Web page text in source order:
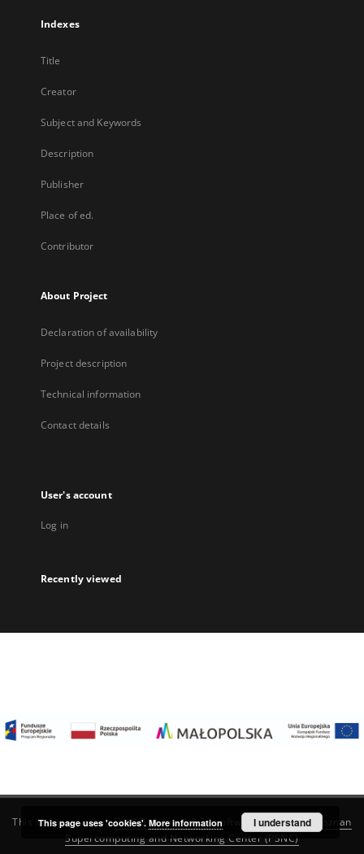
Indexes
Title
Creator
Subject and Keywords
Description
Publisher
Place of ed.
Contributor
About Project
Declaration of availability
Project description
Technical information
Contact details
User's account
Log in
Recently viewed
This service runs onDInGO dLibra 6.3.22software created by
Poznan
Supercomputing and Networking Center (PSNC)
This page uses 'cookies'. More information I understand